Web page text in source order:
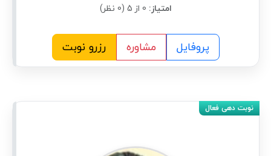
امتیاز:
پروفایل مشاوره رزرو نوبت